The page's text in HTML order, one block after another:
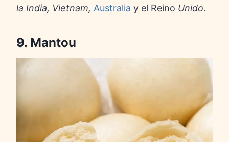
la India, Vietnam, Australia y el Reino Unido.
9. Mantou